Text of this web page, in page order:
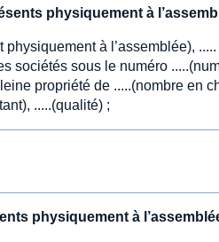
physiquement à
à l’assemblée), .....
sociétés sous le numéro
propriété de .....(nombre en
.....(qualité) ;
physiquement à